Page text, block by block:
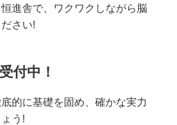
進舎で、ワクワクしながら脳
さい!
付中！
的に基礎を固め、確かな実力
う!